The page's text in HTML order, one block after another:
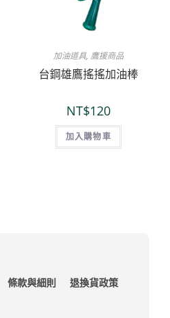
加油道具, 鷹援商品
台鋼雄鷹搖搖加油棒
NT$120
加入購物車
條款與細則 退換貨政策